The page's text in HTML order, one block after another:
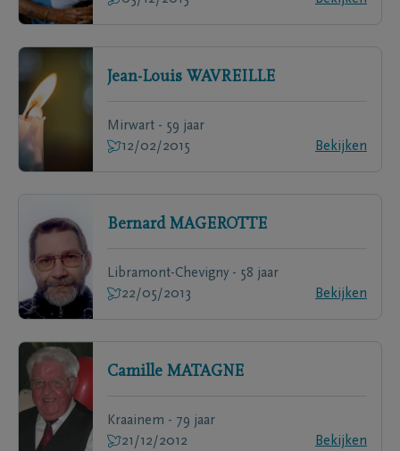
Jean-Louis WAVREILLE
Mirwart - 59 jaar
12/02/2015
Bekijken
Bernard MAGEROTTE
Libramont-Chevigny - 58 jaar
22/05/2013
Bekijken
Camille MATAGNE
Kraainem - 79 jaar
21/12/2012
Bekijken